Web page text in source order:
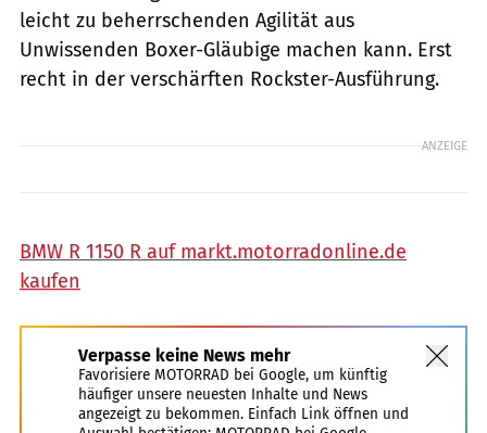
leicht zu beherrschenden Agilität aus
Unwissenden Boxer-Gläubige machen kann. Erst
recht in der verschärften Rockster-Ausführung.
ANZEIGE
BMW R 1150 R auf markt.motorradonline.de
kaufen
Verpasse keine News mehr
Favorisiere MOTORRAD bei Google, um künftig
häufiger unsere neuesten Inhalte und News
angezeigt zu bekommen. Einfach Link öffnen und